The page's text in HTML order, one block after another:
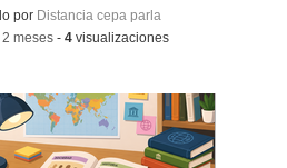
educativo.
por Distancia cepa parla
2 meses- 4visualizaciones